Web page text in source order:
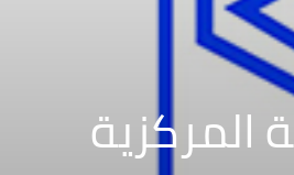
المركزية